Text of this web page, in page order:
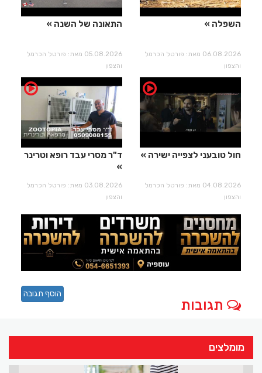
השפלה
06.08.2026 מאת: פורטל הכרמל
והצפון
התאונה של השנה
05.08.2026 מאת: פורטל הכרמל
והצפון
חול טובעני לצפייה ישירה
04.08.2026 מאת: פורטל הכרמל
והצפון
ד"ר מסרי עבד רופא וטרינר
03.08.2026 מאת: פורטל הכרמל
והצפון
תגובות
הוסף תגובה
מומלצים